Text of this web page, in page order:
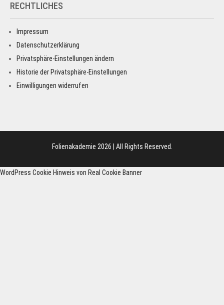
RECHTLICHES
Impressum
Datenschutzerklärung
Privatsphäre-Einstellungen ändern
Historie der Privatsphäre-Einstellungen
Einwilligungen widerrufen
Folienakademie 2026 | All Rights Reserved.
WordPress Cookie Hinweis von Real Cookie Banner